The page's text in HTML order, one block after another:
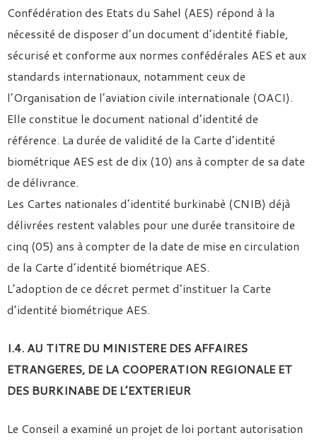
Confédération des Etats du Sahel (AES) répond à la
nécessité de disposer d’un document d’identité fiable,
sécurisé et conforme aux normes confédérales AES et aux
standards internationaux, notamment ceux de
l’Organisation de l’aviation civile internationale (OACI).
Elle constitue le document national d’identité de
référence. La durée de validité de la Carte d’identité
biométrique AES est de dix (10) ans à compter de sa date
de délivrance.
Les Cartes nationales d’identité burkinabè (CNIB) déjà
délivrées restent valables pour une durée transitoire de
cinq (05) ans à compter de la date de mise en circulation
de la Carte d’identité biométrique AES.
L’adoption de ce décret permet d’instituer la Carte
d’identité biométrique AES.
I.4. AU TITRE DU MINISTERE DES AFFAIRES
ETRANGERES, DE LA COOPERATION REGIONALE ET
DES BURKINABE DE L’EXTERIEUR
Le Conseil a examiné un projet de loi portant autorisation